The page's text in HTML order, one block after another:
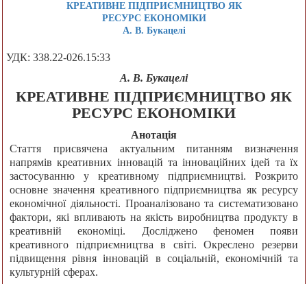
КРЕАТИВНЕ ПІДПРИЄМНИЦТВО ЯК
РЕСУРС ЕКОНОМІКИ
А. В. Букацелі
УДК: 338.22-026.15:33
А. В. Букацелі
КРЕАТИВНЕ ПІДПРИЄМНИЦТВО ЯК
РЕСУРС ЕКОНОМІКИ
Анотація
Стаття присвячена актуальним питанням визначення
напрямів креативних інновацій та інноваційних ідей та їх
застосуванню у креативному підприємництві. Розкрито
основне значення креативного підприємництва як ресурсу
економічної діяльності. Проаналізовано та систематизовано
фактори, які впливають на якість виробництва продукту в
креативній економіці. Досліджено феномен появи
креативного підприємництва в світі. Окреслено резерви
підвищення рівня інновацій в соціальній, економічній та
культурній сферах.